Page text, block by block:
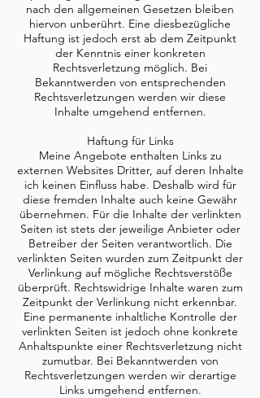
nach den allgemeinen Gesetzen bleiben
hiervon unberührt. Eine diesbezügliche
Haftung ist jedoch erst ab dem Zeitpunkt
der Kenntnis einer konkreten
Rechtsverletzung möglich. Bei
Bekanntwerden von entsprechenden
Rechtsverletzungen werden wir diese
Inhalte umgehend entfernen.
Haftung für Links
Meine Angebote enthalten Links zu
externen Websites Dritter, auf deren Inhalte
ich keinen Einfluss habe. Deshalb wird für
diese fremden Inhalte auch keine Gewähr
übernehmen. Für die Inhalte der verlinkten
Seiten ist stets der jeweilige Anbieter oder
Betreiber der Seiten verantwortlich. Die
verlinkten Seiten wurden zum Zeitpunkt der
Verlinkung auf mögliche Rechtsverstöße
überprüft. Rechtswidrige Inhalte waren zum
Zeitpunkt der Verlinkung nicht erkennbar.
Eine permanente inhaltliche Kontrolle der
verlinkten Seiten ist jedoch ohne konkrete
Anhaltspunkte einer Rechtsverletzung nicht
zumutbar. Bei Bekanntwerden von
Rechtsverletzungen werden wir derartige
Links umgehend entfernen.